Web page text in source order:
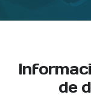
de